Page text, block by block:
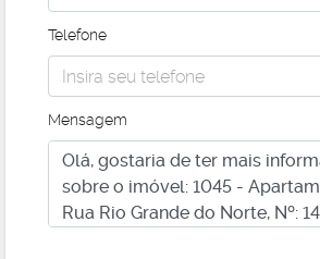
Telefone
Mensagem